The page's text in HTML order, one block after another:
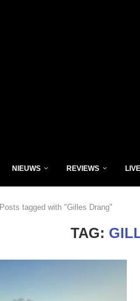
NIEUWS REVIEWS LIVE
Posts tagged with "Gilles Drang"
TAG: